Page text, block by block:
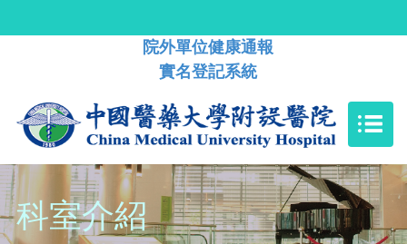
院外單位健康通報
實名登記系統
科室介紹